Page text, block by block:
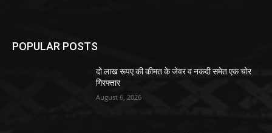
POPULAR POSTS
दो लाख रूपए की कीमत के जेवर व नकदी समेत एक चोर
गिरफ्तार
August 6, 2026